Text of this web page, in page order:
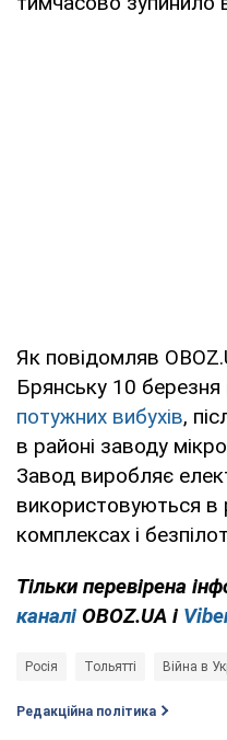
Як повідомляв
Брянську 10 березня
потужних вибухів,
в районі заводу
Завод виробляє
використовуються в
комплексах і
Тількиперевірена
каналі OBOZ.UA і
Росія Тольятті Війна в
Редакційна політика